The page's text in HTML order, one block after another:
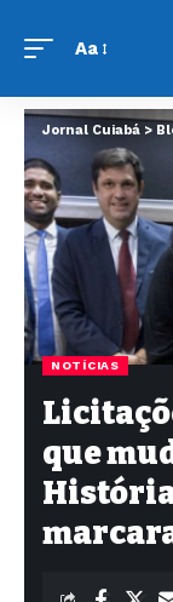
Aa
Jornal Cuiabá >
NOTÍCIAS
que